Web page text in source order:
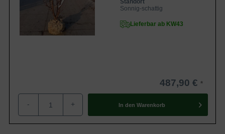
Standort
Sonnig-schattig
Lieferbar ab KW43
487,90 €
- + In den Warenkorb